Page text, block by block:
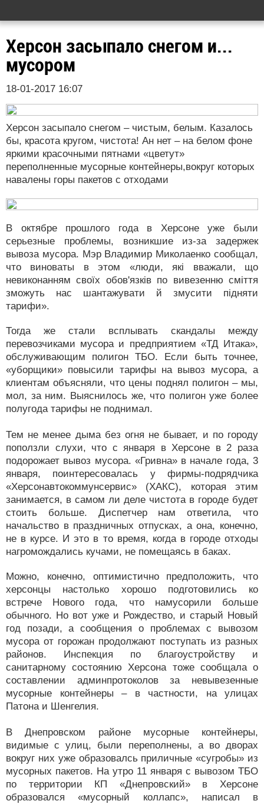
Херсон засыпало снегом и...
мусором
18-01-2017 16:07
Херсон засыпало снегом – чистым, белым. Казалось
бы, красота кругом, чистота! Ан нет – на белом фоне
яркими красочными пятнами «цветут»
переполненные мусорные контейнеры,вокруг которых
навалены горы пакетов с отходами
В октябре прошлого года в Херсоне уже были
серьезные проблемы, возникшие из-за задержек
вывоза мусора. Мэр Владимир Миколаенко сообщал,
что виноваты в этом «люди, які вважали, що
невиконанням своїх обов'язків по вивезенню сміття
зможуть нас шантажувати й змусити підняти
тарифи».
Тогда же стали всплывать скандалы между
перевозчиками мусора и предприятием «ТД Итака»,
обслуживающим полигон ТБО. Если быть точнее,
«уборщики» повысили тарифы на вывоз мусора, а
клиентам объясняли, что цены поднял полигон – мы,
мол, за ним. Выяснилось же, что полигон уже более
полугода тарифы не поднимал.
Тем не менее дыма без огня не бывает, и по городу
поползли слухи, что с января в Херсоне в 2 раза
подорожает вывоз мусора. «Гривна» в начале года, 3
января, поинтересовалась у фирмы-подрядчика
«Херсонавтокоммунсервис» (ХАКС), которая этим
занимается, в самом ли деле чистота в городе будет
стоить больше. Диспетчер нам ответила, что
начальство в праздничных отпусках, а она, конечно,
не в курсе. И это в то время, когда в городе отходы
нагромождались кучами, не помещаясь в баках.
Можно, конечно, оптимистично предположить, что
херсонцы настолько хорошо подготовились ко
встрече Нового года, что намусорили больше
обычного. Но вот уже и Рождество, и старый Новый
год позади, а сообщения о проблемах с вывозом
мусора от горожан продолжают поступать из разных
районов. Инспекция по благоустройству и
санитарному состоянию Херсона тоже сообщала о
составлении админпротоколов за невывезенные
мусорные контейнеры – в частности, на улицах
Патона и Шенгелия.
В Днепровском районе мусорные контейнеры,
видимые с улиц, были переполнены, а во дворах
вокруг них уже образовалсь приличные «сугробы» из
мусорных пакетов. На утро 11 января с вывозом ТБО
по территории КП «Днепровский» в Херсоне
образовался «мусорный коллапс», написал в